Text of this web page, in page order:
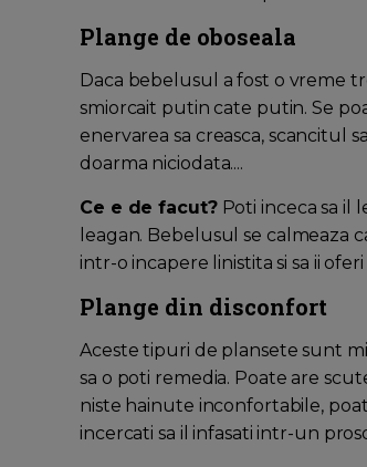
Plange de oboseala
Daca bebelusul a fost o vreme
smiorcait putin cate putin. Se
enervarea sa creasca, scancitul
doarma niciodata....
Ce e de facut?Poti inceca sa il
leagan. Bebelusul se calmeaza
intr-o incapere linistita si sa ii
Plange din disconfort
Aceste tipuri de plansete sunt
sa o poti remedia. Poate are
niste hainute inconfortabile,
incercati sa il infasati intr-un